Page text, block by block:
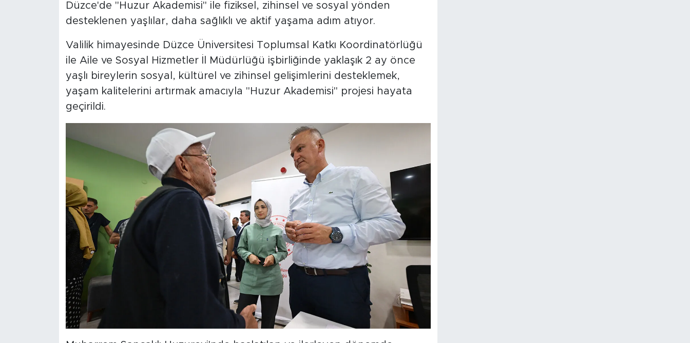
Düzce'de "Huzur Akademisi" ile fiziksel, zihinsel ve sosyal yönden
desteklenen yaşlılar, daha sağlıklı ve aktif yaşama adım atıyor.
Valilik himayesinde Düzce Üniversitesi Toplumsal Katkı Koordinatörlüğü
ile Aile ve Sosyal Hizmetler İl Müdürlüğü işbirliğinde yaklaşık 2 ay önce
yaşlı bireylerin sosyal, kültürel ve zihinsel gelişimlerini desteklemek,
yaşam kalitelerini artırmak amacıyla "Huzur Akademisi" projesi hayata
geçirildi.